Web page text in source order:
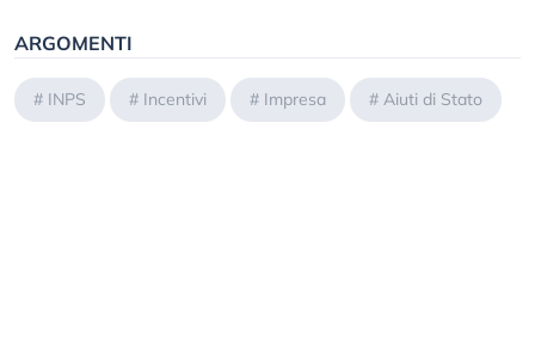
ARGOMENTI
# INPS # Incentivi # Impresa # Aiuti di Stato